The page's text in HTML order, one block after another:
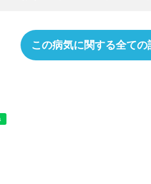
この病気に関する全て